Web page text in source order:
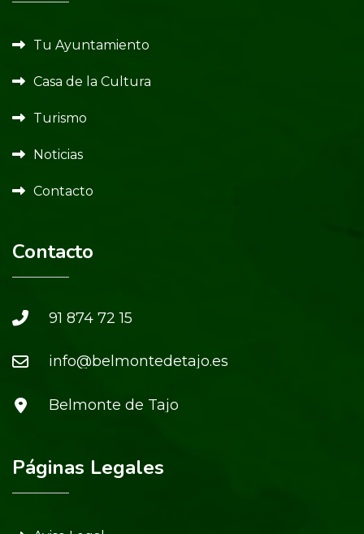
Tu Ayuntamiento
Casa de la Cultura
Turismo
Noticias
Contacto
Contacto
91 874 72 15
info@belmontedetajo.es
Belmonte de Tajo
Páginas Legales